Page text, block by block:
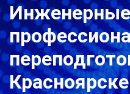
Красноярске